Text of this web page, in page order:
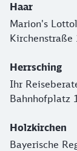
Haar
Marion's
Kirchenstraße
Herrsching
Ihr
Bahnhofplatz
Holzkirchen
Bayerische